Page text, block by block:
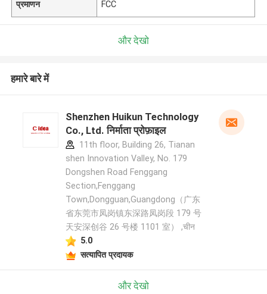
प्रमाणन FCC
और देखो
हमारे बारे में
Shenzhen Huikun Technology
Co., Ltd. निर्माता प्रोफ़ाइल
11th floor, Building 26, Tianan
shen Innovation Valley, No. 179
Dongshen Road Fenggang
Section,Fenggang
Town,Dongguan,Guangdong（广东
省东莞市凤岗镇东深路凤岗段 179 号
天安深创谷 26 号楼 1101 室） ,चीन
5.0
सत्यापित प्रदायक
और देखो